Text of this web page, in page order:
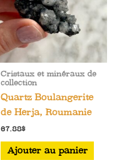
Cristaux et minéraux de
collection
Quartz Boulangerite
de Herja, Roumanie
67.88$
Ajouter au panier